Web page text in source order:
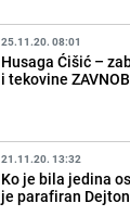
25.11.20. 08:01
Husaga Ćišić –
i tekovine
21.11.20. 13:32
Ko je bila jedina
je parafiran